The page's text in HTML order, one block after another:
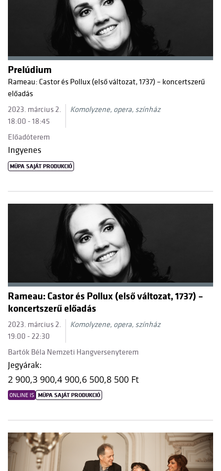
Prelúdium
Rameau: Castor és Pollux (első változat, 1737) – koncertszerű
előadás
2023. március 2.
18:00 - 18:45
Komolyzene, opera, színház
Előadóterem
Ingyenes
MÜPA SAJÁT PRODUKCIÓ
Rameau: Castor és Pollux (első változat, 1737) –
koncertszerű előadás
2023. március 2.
19:00 - 22:30
Komolyzene, opera, színház
Bartók Béla Nemzeti Hangversenyterem
Jegyárak:
2 900,3 900,4 900,6 500,8 500 Ft
ONLINE IS MÜPA SAJÁT PRODUKCIÓ